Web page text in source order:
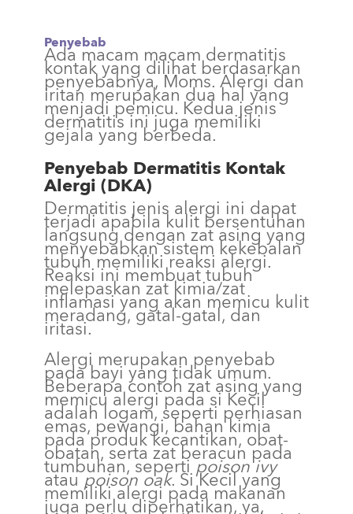
Penyebab
Ada macam macam dermatitis
kontak yang dilihat berdasarkan
penyebabnya, Moms. Alergi dan
iritan merupakan dua hal yang
menjadi pemicu. Kedua jenis
dermatitis ini juga memiliki
gejala yang berbeda.
Penyebab Dermatitis Kontak
Alergi (DKA)
Dermatitis jenis alergi ini dapat
terjadi apabila kulit bersentuhan
langsung dengan zat asing yang
menyebabkan sistem kekebalan
tubuh memiliki reaksi alergi.
Reaksi ini membuat tubuh
melepaskan zat kimia/zat
inflamasi yang akan memicu kulit
meradang, gatal-gatal, dan
iritasi.
Alergi merupakan penyebab
pada bayi yang tidak umum.
Beberapa contoh zat asing yang
memicu alergi pada si Kecil
adalah logam, seperti perhiasan
emas, pewangi, bahan kimia
pada produk kecantikan, obat-
obatan, serta zat beracun pada
tumbuhan, seperti poison ivy
atau poison oak. Si Kecil yang
memiliki alergi pada makanan
juga perlu diperhatikan, ya,